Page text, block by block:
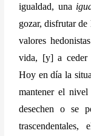
igualdad, una
gozar, disfrutar de
valores
vida, [y] a ceder
Hoy en día la
mantener el
desechen o se